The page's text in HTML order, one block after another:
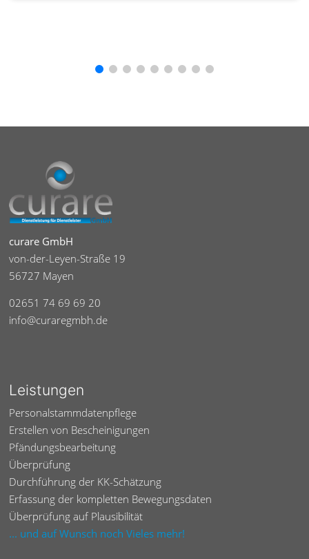
curare GmbH
von-der-Leyen-Straße 19
56727 Mayen
02651 74 69 69 20
info@curaregmbh.de
Leistungen
Personalstammdatenpflege
Erstellen von Bescheinigungen
Pfändungsbearbeitung
Überprüfung
Durchführung der KK-Schätzung
Erfassung der kompletten Bewegungsdaten
Überprüfung auf Plausibilität
... und auf Wunsch noch Vieles mehr!